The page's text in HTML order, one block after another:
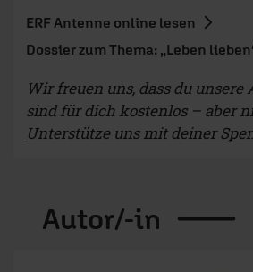
ERF Antenne online lesen
Dossier zum Thema: „Leben
Wir freuen uns, dass du unsere
sind für dich kostenlos – aber
Unterstütze uns mit deiner
Autor/-in